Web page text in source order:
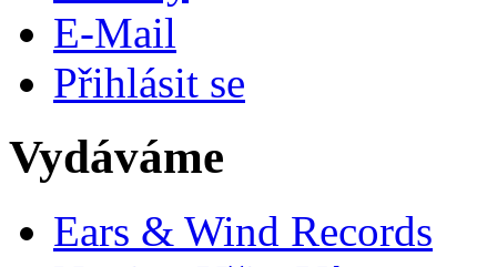
E-Mail
Přihlásit se
Vydáváme
Ears & Wind Records